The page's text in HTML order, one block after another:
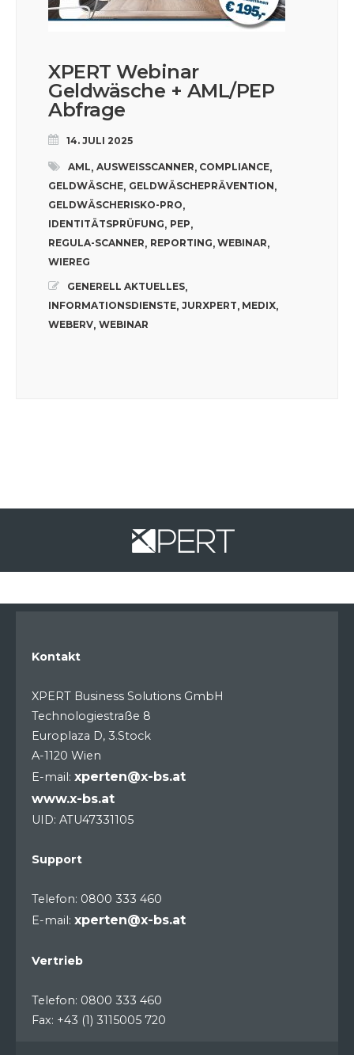
XPERT Webinar
Geldwäsche + AML/PEP
Abfrage
14. JULI 2025
AML, AUSWEISSCANNER, COMPLIANCE,
GELDWÄSCHE, GELDWÄSCHEPRÄVENTION,
GELDWÄSCHERISKO-PRO,
IDENTITÄTSPRÜFUNG, PEP,
REGULA-SCANNER, REPORTING, WEBINAR,
WIEREG
GENERELL AKTUELLES,
INFORMATIONSDIENSTE, JURXPERT, MEDIX,
WEBERV, WEBINAR
Kontakt
XPERT Business Solutions GmbH
Technologiestraße 8
Europlaza D, 3.Stock
A-1120 Wien
E-mail: xperten@x-bs.at
www.x-bs.at
UID: ATU47331105
Support
Telefon: 0800 333 460
E-mail: xperten@x-bs.at
Vertrieb
Telefon: 0800 333 460
Fax: +43 (1) 3115005 720